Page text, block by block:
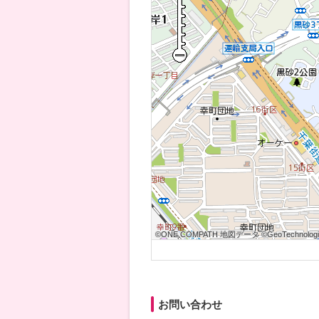
©ONE COMPATH 地図データ
©ONE COMPATH 地図データ
©ONE COMPATH 地図データ
©ONE COMPATH 地図データ
©ONE COMPATH 地図データ
©ONE COMPATH 地図データ
©ONE COMPATH 地図データ
©ONE COMPATH 地図データ
©ONE COMPATH 地図データ
お問い合わせ